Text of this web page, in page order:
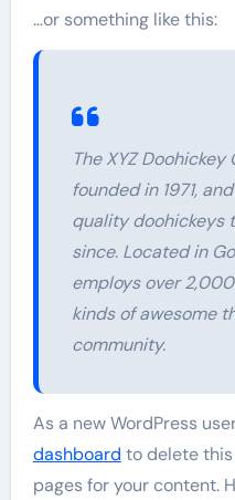
…or something like this:
The XYZ
founded in 1971,
quality doohickeys
since. Located in
employs over
kinds of awesome
community.
As a new WordPress
dashboard to delete
pages for your content.